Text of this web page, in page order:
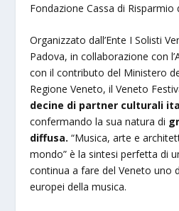
Fondazione Cassa di Risparmio
Organizzato dall’Ente I Solisti
Padova, in collaborazione con
con il contributo del Ministero
Regione Veneto, il Veneto
decine di partner culturali
confermando la sua natura di
diffusa. “Musica, arte e
mondo” è la sintesi perfetta di
continua a fare del Veneto uno
europei della musica.